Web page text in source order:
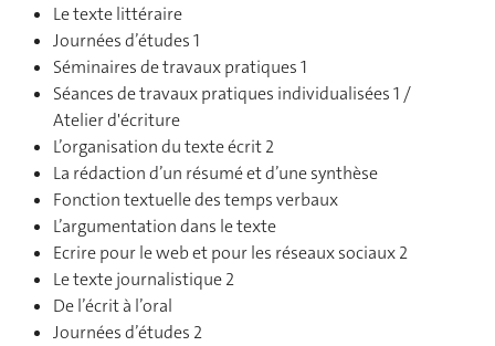
Le texte littéraire
Journées d’études 1
Séminaires de travaux pratiques 1
Séances de travaux pratiques individualisées 1 /
Atelier d'écriture
L’organisation du texte écrit 2
La rédaction d’un résumé et d’une synthèse
Fonction textuelle des temps verbaux
L’argumentation dans le texte
Ecrire pour le web et pour les réseaux sociaux 2
Le texte journalistique 2
De l’écrit à l’oral
Journées d’études 2